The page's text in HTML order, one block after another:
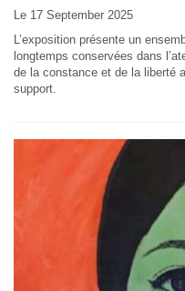
Le 17 September 2025
L’exposition présente un
longtemps conservées dans
de la constance et de la liberté
support.